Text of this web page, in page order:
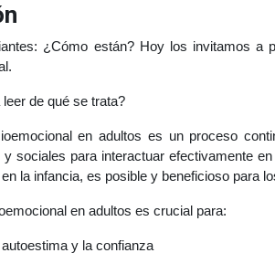
¿Cómo están? Hoy los invitamos a
de qué se trata?
en adultos es un proceso
y sociales para interactuar efectivamente
la infancia, es posible y beneficioso para
en adultos es crucial para:
y la confianza